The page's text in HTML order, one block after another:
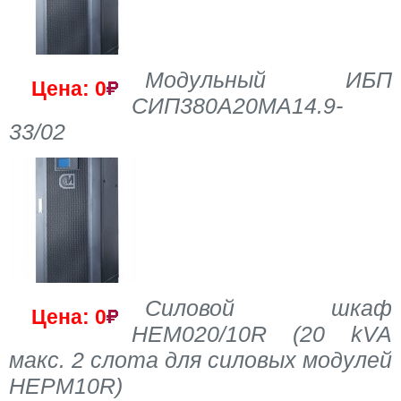
Цена: 0
Модульный ИБП
СИП380А20МА14.9-
33/02
Цена: 0
Силовой шкаф
HEM020/10R (20 kVA
макс. 2 слота для силовых модулей
HEPM10R)